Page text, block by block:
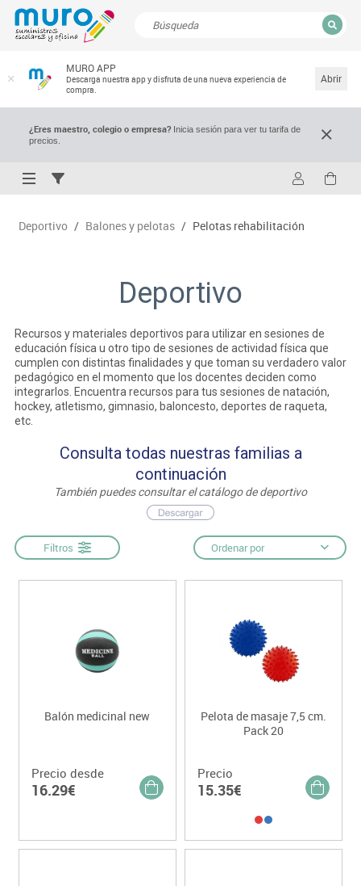
MURO APP
Descarga nuestra app y disfruta de una nueva experiencia de
compra.
Abrir
¿Eres maestro, colegio o empresa?Inicia sesión para ver tu tarifa de
precios.
Deportivo / Balones y pelotas / Pelotas rehabilitación
Deportivo
Recursos y materiales deportivos para utilizar en sesiones de
educación física u otro tipo de sesiones de actividad física que
cumplen con distintas finalidades y que toman su verdadero valor
pedagógico en el momento que los docentes deciden como
integrarlos. Encuentra recursos para tus sesiones de natación,
hockey, atletismo, gimnasio, baloncesto, deportes de raqueta,
etc.
Consulta todas nuestras familias a
continuación
También puedes consultar el catálogo de deportivo
Filtros Ordenar por
Balón medicinal new
Precio desde
16.29€
Pelota de masaje 7,5 cm.
Pack 20
Precio
15.35€